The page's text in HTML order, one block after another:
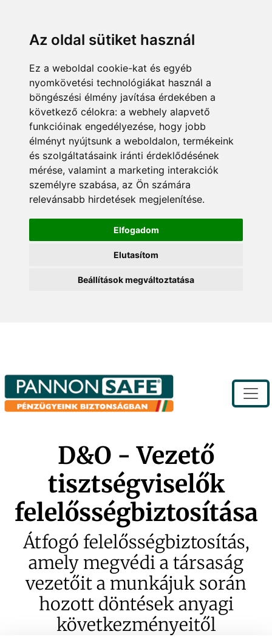
Az oldal sütiket használ
Ez a weboldal cookie-kat és egyéb
nyomkövetési technológiákat használ a
böngészési élmény javítása érdekében a
következő célokra: a webhely alapvető
funkcióinak engedélyezése, hogy jobb
élményt nyújtsunk a weboldalon, termékeink
és szolgáltatásaink iránti érdeklődésének
mérése, valamint a marketing interakciók
személyre szabása, az Ön számára
relevánsabb hirdetések megjelenítése.
Elfogadom
Elutasítom
Beállítások megváltoztatása
+36 70 380 8334 info@pannonsafe.hu
D&O - Vezető
tisztségviselők
felelősségbiztosítása
Átfogó felelősségbiztosítás,
amely megvédi a társaság
vezetőit a munkájuk során
hozott döntések anyagi
következményeitől